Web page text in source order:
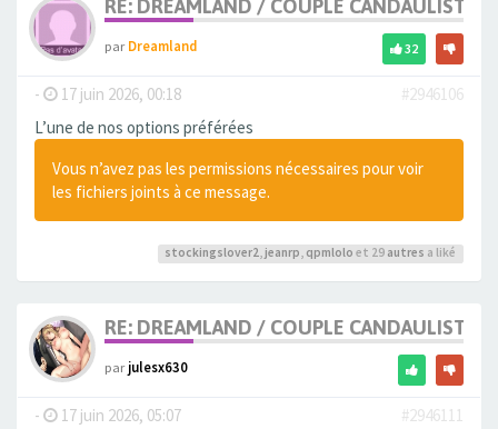
RE: DREAMLAND / COUPLE CANDAULISTE
parDreamland 32
- 17 juin 2026, 00:18
#2946106
L’une de nos options préférées
Vous n’avez pas les permissions nécessaires pour voir
les fichiers joints à ce message.
stockingslover2, jeanrp, qpmlolo et 29 autres a liké
RE: DREAMLAND / COUPLE CANDAULISTE
parjulesx630
- 17 juin 2026, 05:07
#2946111